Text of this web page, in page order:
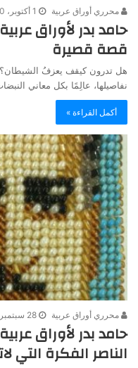
محرري أوراق عربية 1 أكتوبر، 2020
حامد بدر لأوراق
قصة قصيرة
هل تدرون كيقف يعزفُ الشيطان؟
نفاصيلها، عالِمًا بكل معاني
أكمل القراءة »
محرري أوراق عربية 28 سبتمبر، 2020
الناصر الفكرة التي